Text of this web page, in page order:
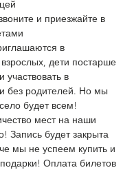
и приезжайте в
в
дети постарше
участвовать в
без родителей. Но мы
будет всем!
мест на наши
Запись будет закрыта
мы не успеем купить и
Оплата билетов